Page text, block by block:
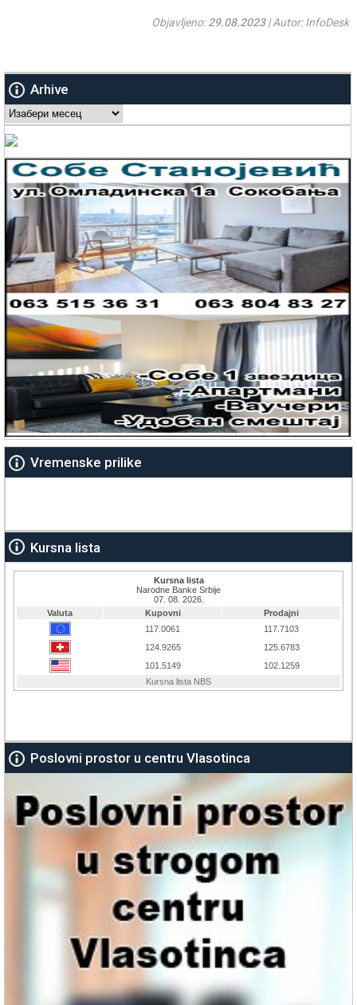
Objavljeno:29.08.2023| Autor: InfoDesk
Arhive
Arhive
Vremenske prilike
Kursna lista
Poslovni prostor u centru Vlasotinca